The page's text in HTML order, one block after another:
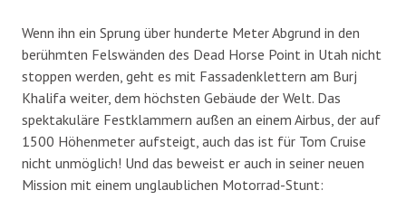
Wenn ihn ein Sprung über hunderte Meter Abgrund in den
berühmten Felswänden des Dead Horse Point in Utah nicht
stoppen werden, geht es mit Fassadenklettern am Burj
Khalifa weiter, dem höchsten Gebäude der Welt. Das
spektakuläre Festklammern außen an einem Airbus, der auf
1500 Höhenmeter aufsteigt, auch das ist für Tom Cruise
nicht unmöglich! Und das beweist er auch in seiner neuen
Mission mit einem unglaublichen Motorrad-Stunt: